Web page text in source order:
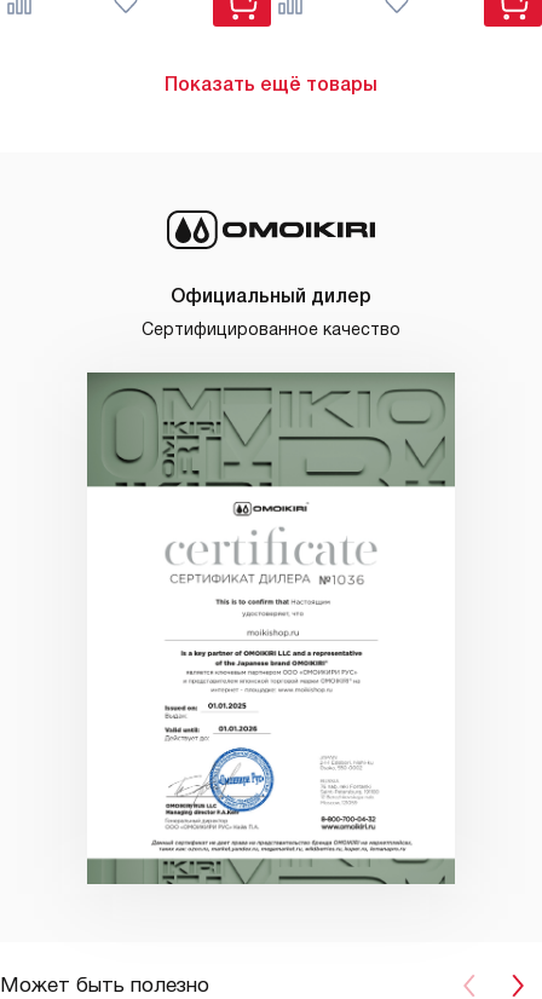
Показать ещё товары
Официальный дилер
Сертифицированное качество
Может быть полезно